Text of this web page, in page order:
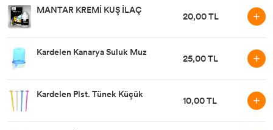
MANTAR KREMİ KUŞ İLAÇ
20,00 TL
Kardelen Kanarya Suluk Muz
25,00 TL
Kardelen Plst. Tünek Küçük
10,00 TL
Tasma & Künye
Oyuncak
Yatak, Kulübe, Taşıma